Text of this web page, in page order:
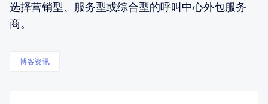
选择营销型、服务型或综合型的呼叫中心外包服务
商。
博客资讯